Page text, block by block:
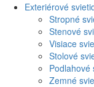
Exteriérové
Stropné
Stenové
Visiace
Stolové
Podlahové
Zemné